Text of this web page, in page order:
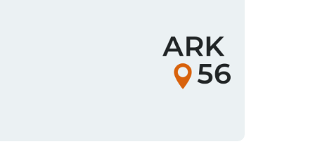
Organisationens
logotyp